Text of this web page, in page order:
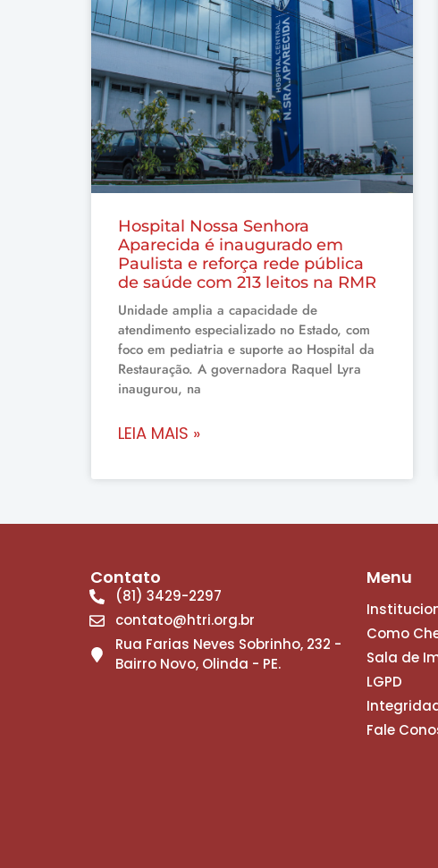
Hospital Nossa Senhora
Aparecida é inaugurado em
Paulista e reforça rede pública
de saúde com 213 leitos na RMR
Unidade amplia a capacidade de
atendimento especializado no Estado, com
foco em pediatria e suporte ao Hospital da
Restauração. A governadora Raquel Lyra
inaugurou, na
LEIA MAIS »
Contato
(81) 3429-2297
contato@htri.org.br
Rua Farias Neves Sobrinho, 232 -
Bairro Novo, Olinda - PE.
Menu
Como
Sala de
LGPD
Fale